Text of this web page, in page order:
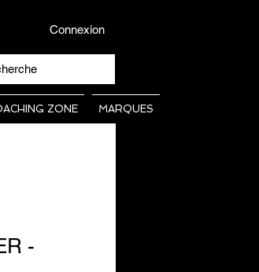
Connexion
ZONE MARQUES
-